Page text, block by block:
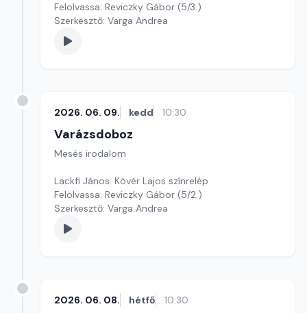
Felolvassa: Reviczky Gábor (5/3.)
Szerkesztő: Varga Andrea
2026. 06. 09. kedd 10:30
Varázsdoboz
Mesés irodalom
Lackfi János: Kövér Lajos színrelép
Felolvassa: Reviczky Gábor (5/2.)
Szerkesztő: Varga Andrea
2026. 06. 08. hétfő 10:30